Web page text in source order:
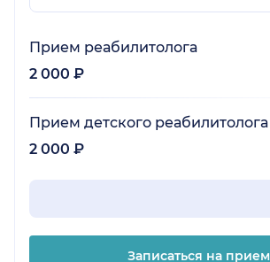
Прием реабилитолога
2 000 ₽
Прием детского реабилитолога
2 000 ₽
Записаться на прием